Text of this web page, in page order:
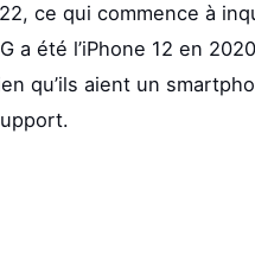
ce qui commence à
a été l’iPhone 12 en
qu’ils aient un